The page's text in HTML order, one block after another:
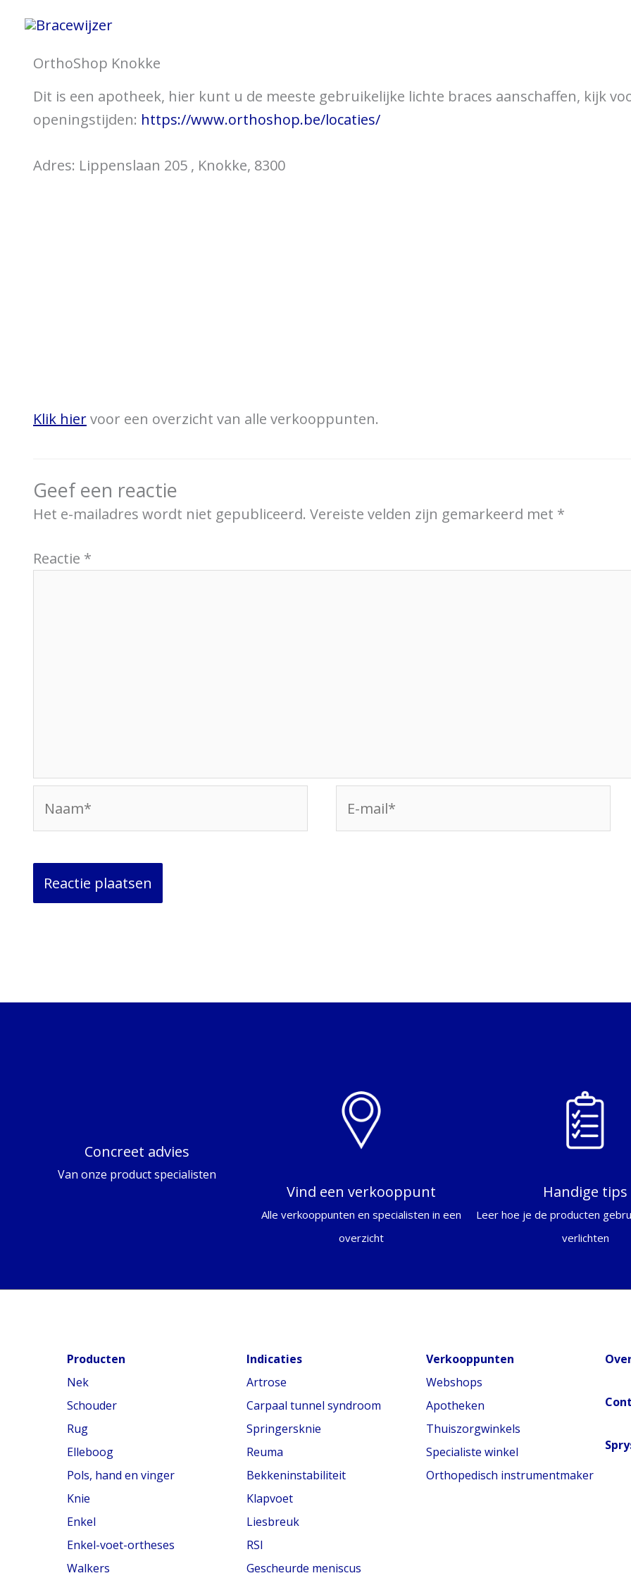
naar
OrthoShop Knokke
Dit is een apotheek, hier kunt u de meeste gebruikelijke lichte braces aanschaffen, kijk
openingstijden: https://www.orthoshop.be/locaties/
Adres: Lippenslaan 205 , Knokke, 8300
Klik hiervoor een overzicht van alle verkooppunten.
Geef een reactie
Het e-mailadres wordt niet gepubliceerd. Vereiste velden zijn gemarkeerd met *
Reactie *
mail*
Concreet advies
Van onze product specialisten
Vind een verkooppunt
Alle verkooppunten en specialisten in een
overzicht
Handige tips
Leer hoe je de producten
verlichten
Producten
Nek
Schouder
Rug
Elleboog
Pols, hand en vinger
Knie
Enkel
Enkel-voet-ortheses
Walkers
Indicaties
Artrose
Carpaal tunnel syndroom
Springersknie
Reuma
Bekkeninstabiliteit
Klapvoet
Liesbreuk
RSI
Gescheurde meniscus
Verkooppunten
Webshops
Apotheken
Thuiszorgwinkels
Specialiste winkel
Orthopedisch instrumentmaker